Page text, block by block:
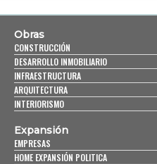
Obras
CONSTRUCCIÓN
DESARROLLO INMOBILIARIO
INFRAESTRUCTURA
ARQUITECTURA
INTERIORISMO
Expansión
EMPRESAS
HOME EXPANSIÓN POLITICA